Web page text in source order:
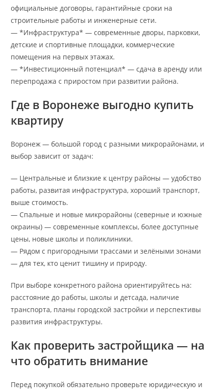
официальные договоры, гарантийные сроки на
строительные работы и инженерные сети.
— *Инфраструктура* — современные дворы, парковки,
детские и спортивные площадки, коммерческие
помещения на первых этажах.
— *Инвестиционный потенциал* — сдача в аренду или
перепродажа с приростом при развитии района.
Где в Воронеже выгодно купить
квартиру
Воронеж — большой город с разными микрорайонами, и
выбор зависит от задач:
— Центральные и близкие к центру районы — удобство
работы, развитая инфраструктура, хороший транспорт,
выше стоимость.
— Спальные и новые микрорайоны (северные и южные
окраины) — современные комплексы, более доступные
цены, новые школы и поликлиники.
— Рядом с пригородными трассами и зелёными зонами
— для тех, кто ценит тишину и природу.
При выборе конкретного района ориентируйтесь на:
расстояние до работы, школы и детсада, наличие
транспорта, планы городской застройки и перспективы
развития инфраструктуры.
Как проверить застройщика — на
что обратить внимание
Перед покупкой обязательно проверьте юридическую и